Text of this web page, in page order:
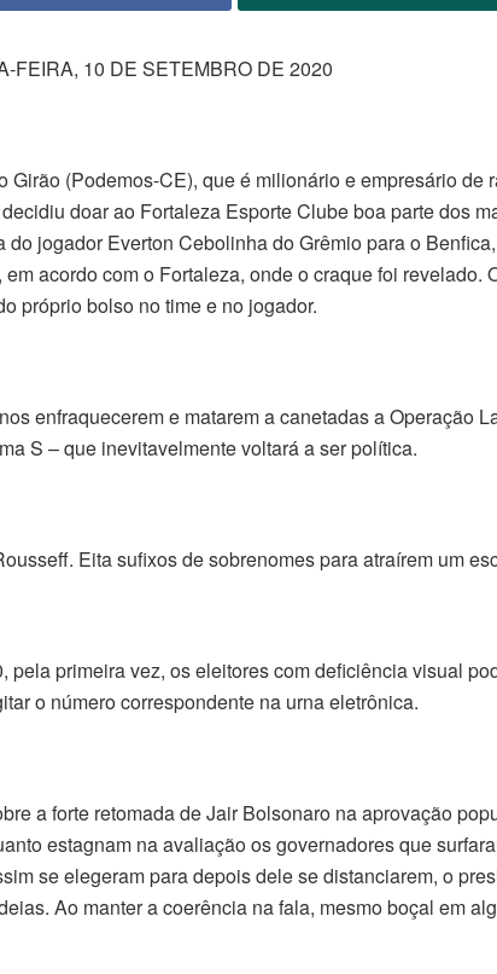
FEIRA, 10 DE SETEMBRO DE 2020
Girão (Podemos-CE), que é milionário e empresário de
doar ao Fortaleza Esporte Clube boa parte dos
do jogador Everton Cebolinha do Grêmio para o
acordo com o Fortaleza, onde o craque foi revelado.
próprio bolso no time e no jogador.
enfraquecerem e matarem a canetadas a Operação
S – que inevitavelmente voltará a ser política.
Eita sufixos de sobrenomes para atraírem um
pela primeira vez, os eleitores com deficiência visual
o número correspondente na urna eletrônica.
a forte retomada de Jair Bolsonaro na aprovação
estagnam na avaliação os governadores que
se elegeram para depois dele se distanciarem, o
Ao manter a coerência na fala, mesmo boçal em